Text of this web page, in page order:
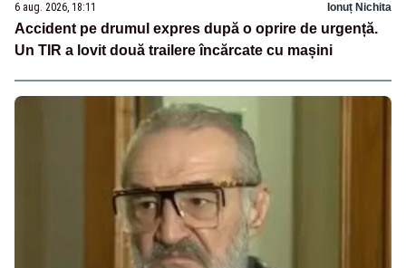
6 aug. 2026, 18:11 Ionuț Nichita
Accident pe drumul expres după o oprire de urgență.
Un TIR a lovit două trailere încărcate cu mașini